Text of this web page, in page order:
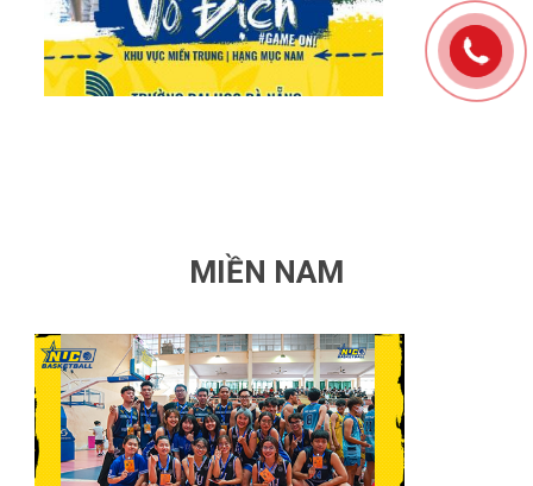
MIỀN NAM